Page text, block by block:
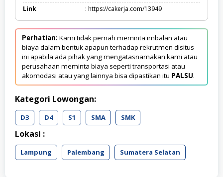
Link
: https://cakerja.com/13949
Perhatian: Kami tidak pernah meminta imbalan atau
biaya dalam bentuk apapun terhadap rekrutmen disitus
ini apabila ada pihak yang mengatasnamakan kami atau
perusahaan meminta biaya seperti transportasi atau
akomodasi atau yang lainnya bisa dipastikan itu PALSU.
Kategori Lowongan:
D3 D4 S1 SMA SMK
Lokasi :
Lampung Palembang Sumatera Selatan